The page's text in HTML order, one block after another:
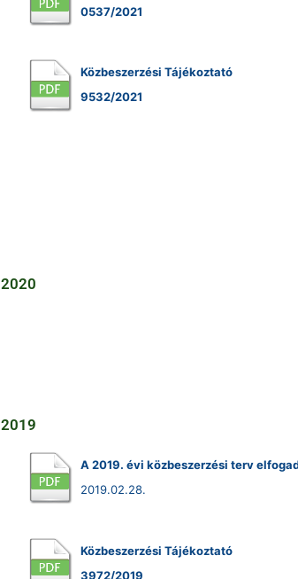
0537/2021
Közbeszerzési Tájékoztató
9532/2021
2020
2019
A 2019. évi közbeszerzési terv
2019.02.28.
Közbeszerzési Tájékoztató
3972/2019